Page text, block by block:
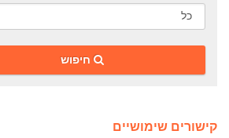
‎חיפוש
קישורים שימושיים